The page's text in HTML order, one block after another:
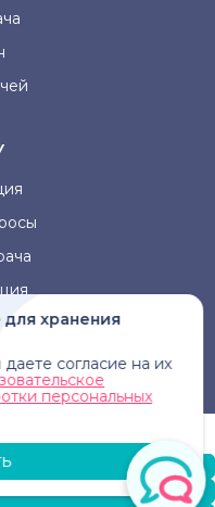
для хранения
согласие на их
персональных
сайте, не может быть
назначения
прием врача.